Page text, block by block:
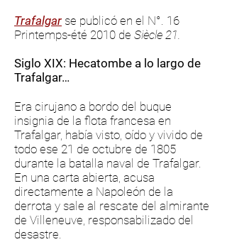
Trafalgar se publicó en el N°. 16
Printemps-été 2010 de Siècle 21.
Siglo XIX: Hecatombe a lo largo de
Trafalgar…
Era cirujano a bordo del buque
insignia de la flota francesa en
Trafalgar, había visto, oído y vivido de
todo ese 21 de octubre de 1805
durante la batalla naval de Trafalgar.
En una carta abierta, acusa
directamente a Napoleón de la
derrota y sale al rescate del almirante
de Villeneuve, responsabilizado del
desastre.